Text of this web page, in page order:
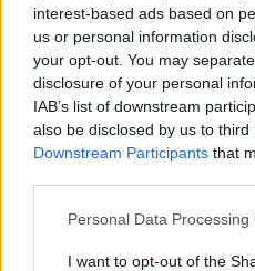
interest-based ads based on
us or personal information
your opt-out. You may
disclosure of your personal
IAB’s list of downstream
also be disclosed by us to third
Downstream Participants that
Personal Data Processing
I want to opt-out of the
03:34
Το απολαυστικό βίντεο της
μητέρα της
02:51
Ο έρωτας θα
dress code